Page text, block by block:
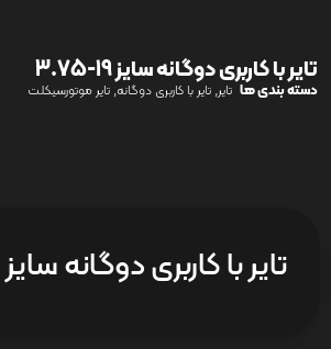
تایر با کاربری دوگانه سایز 19-3.75
دسته بندی ها تایر, تایر با کاربری دوگانه, تایر موتورسیکلت
تایر با کاربری دوگانه سایز 19-3.75